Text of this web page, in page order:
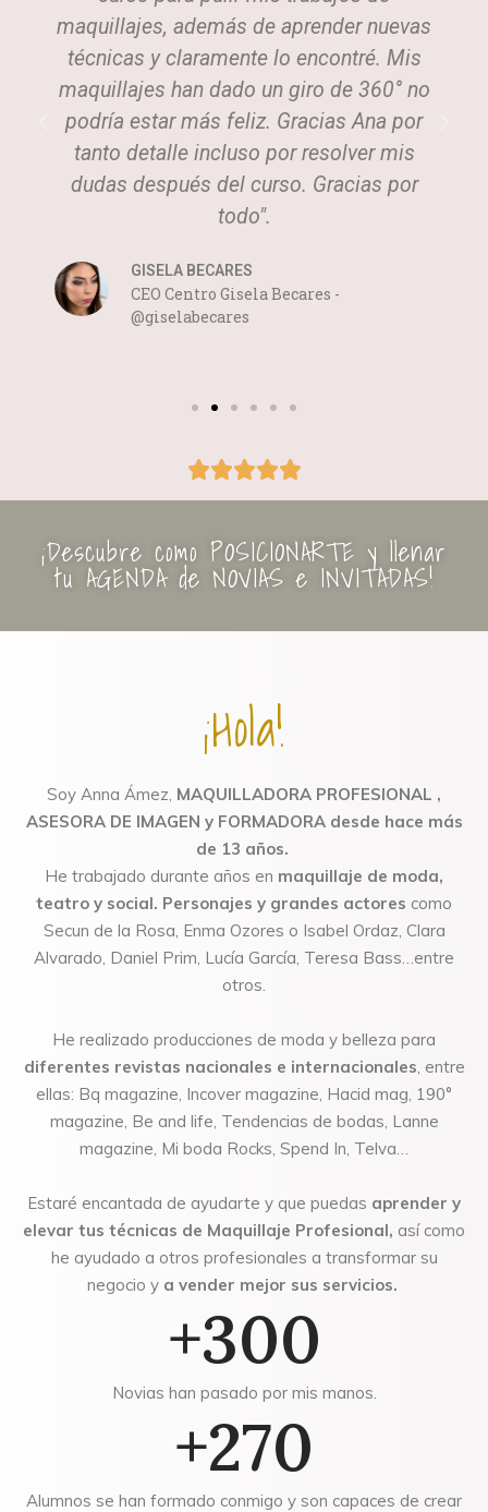
maquillajes, además de aprender nuevas
técnicas y claramente lo encontré. Mis
maquillajes han dado un giro de 360° no
podría estar más feliz. Gracias Ana por
tanto detalle incluso por resolver mis
dudas después del curso. Gracias por
todo".
GISELA BECARES
CEO Centro Gisela Becares -
@giselabecares
¡Descubre como POSICIONARTE y llenar
tu AGENDA de NOVIAS e INVITADAS!
¡Hola!
Soy Anna Ámez, MAQUILLADORA PROFESIONAL ,
ASESORA DE IMAGEN y FORMADORA desde hace más
de 13 años.
He trabajado durante años en maquillaje de moda,
teatro y social. Personajes y grandes actores como
Secun de la Rosa, Enma Ozores o Isabel Ordaz, Clara
Alvarado, Daniel Prim, Lucía García, Teresa Bass…entre
otros.
He realizado producciones de moda y belleza para
diferentes revistas nacionales e internacionales, entre
ellas: Bq magazine, Incover magazine, Hacid mag, 190°
magazine, Be and life, Tendencias de bodas, Lanne
magazine, Mi boda Rocks, Spend In, Telva…
Estaré encantada de ayudarte y que puedas aprender y
elevar tus técnicas de Maquillaje Profesional, así como
he ayudado a otros profesionales a transformar su
negocio ya vender mejor sus servicios.
+300
Novias han pasado por mis manos.
+270
Alumnos se han formado conmigo y son capaces de crear